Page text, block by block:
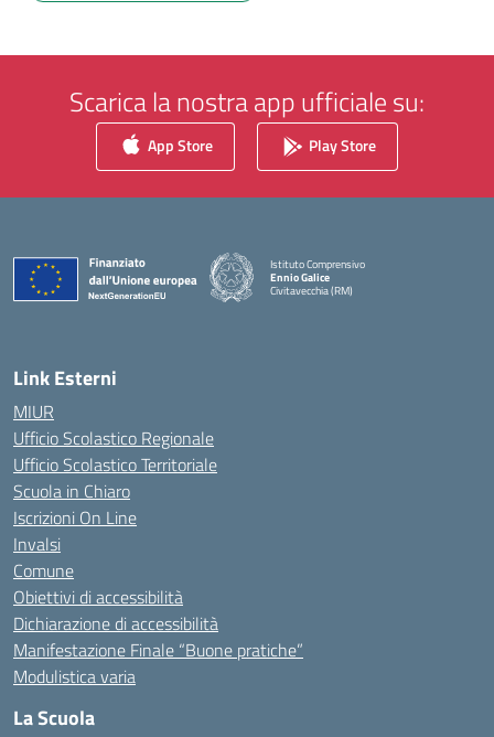
Scarica la nostra app ufficiale su:
App Store Play Store
Istituto Comprensivo
Ennio Galice
Civitavecchia (RM)
Link Esterni
MIUR
Ufficio Scolastico Regionale
Ufficio Scolastico Territoriale
Scuola in Chiaro
Iscrizioni On Line
Invalsi
Comune
Obiettivi di accessibilità
Dichiarazione di accessibilità
Manifestazione Finale “Buone pratiche”
Modulistica varia
La Scuola